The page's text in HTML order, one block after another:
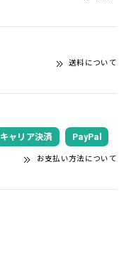
送料について
キャリア決済 PayPal
お支払い方法について